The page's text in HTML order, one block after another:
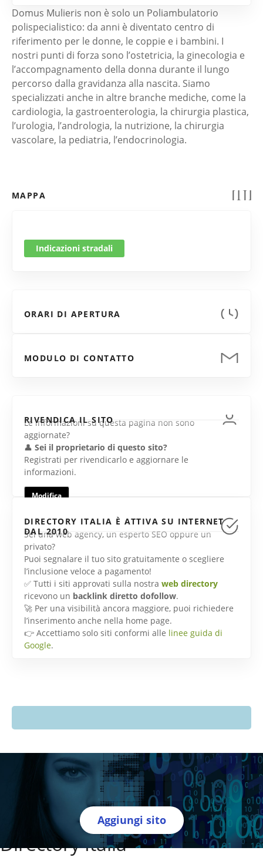
Domus Mulieris non è solo un Poliambulatorio
polispecialistico: da anni è diventato centro di
riferimento per le donne, le coppie e i bambini. I
nostri punti di forza sono l’ostetricia, la ginecologia e
l’accompagnamento della donna durante il lungo
percorso dalla gravidanza alla nascita. Siamo
specializzati anche in altre branche mediche, come la
cardiologia, la gastroenterologia, la chirurgia plastica,
l’urologia, l’andrologia, la nutrizione, la chirurgia
vascolare, la pediatria, l’endocrinologia.
MAPPA
Indicazioni stradali
ORARI DI APERTURA
MODULO DI CONTATTO
RIVENDICA IL SITO
Le informazioni su questa pagina non sono
aggiornate?
👤 Sei il proprietario di questo sito?
Registrati per rivendicarlo e aggiornare le
informazioni.
Modifica
DIRECTORY ITALIA È ATTIVA SU INTERNET
DAL 2010
Sei una web agency, un esperto SEO oppure un
privato?
Puoi segnalare il tuo sito gratuitamente o scegliere
l’inclusione veloce a pagamento!
✅ Tutti i siti approvati sulla nostra web directory
ricevono un backlink diretto dofollow.
🚀 Per una visibilità ancora maggiore, puoi richiedere
l’inserimento anche nella home page.
👉 Accettiamo solo siti conformi alle linee guida di
Google.
Aggiungi sito
Directory Italia